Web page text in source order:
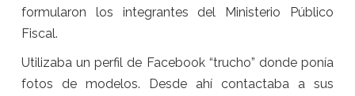
formularon los integrantes del Ministerio Público
Fiscal.
Utilizaba un perfil de Facebook “trucho” donde ponía
fotos de modelos. Desde ahí contactaba a sus